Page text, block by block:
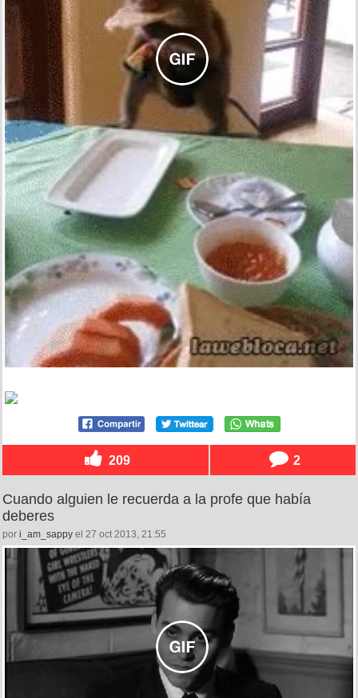
209 2
Cuando alguien le recuerda a la profe que había
deberes
por i_am_sappy el 27 oct 2013, 21:55